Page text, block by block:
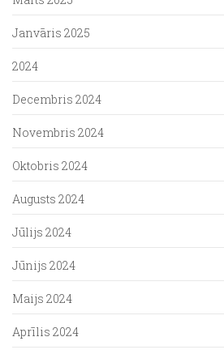
Janvāris 2025
2024
Decembris 2024
Novembris 2024
Oktobris 2024
Augusts 2024
Jūlijs 2024
Jūnijs 2024
Maijs 2024
Aprīlis 2024